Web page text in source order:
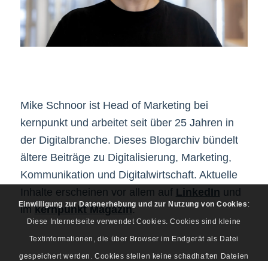
Mike Schnoor ist Head of Marketing bei
kernpunkt und arbeitet seit über 25 Jahren in
der Digitalbranche. Dieses Blogarchiv bündelt
ältere Beiträge zu Digitalisierung, Marketing,
Kommunikation und Digitalwirtschaft. Aktuelle
Inhalte erscheinen vor allem auf LinkedIn und
imkernpunkt Magazin.
Einwilligung zur Datenerhebung und zur Nutzung von Cookies :
Diese Internetseite verwendet Cookies. Cookies sind kleine
Textinformationen, die über Browser im Endgerät als Datei
gespeichert werden. Cookies stellen keine schadhaften Dateien